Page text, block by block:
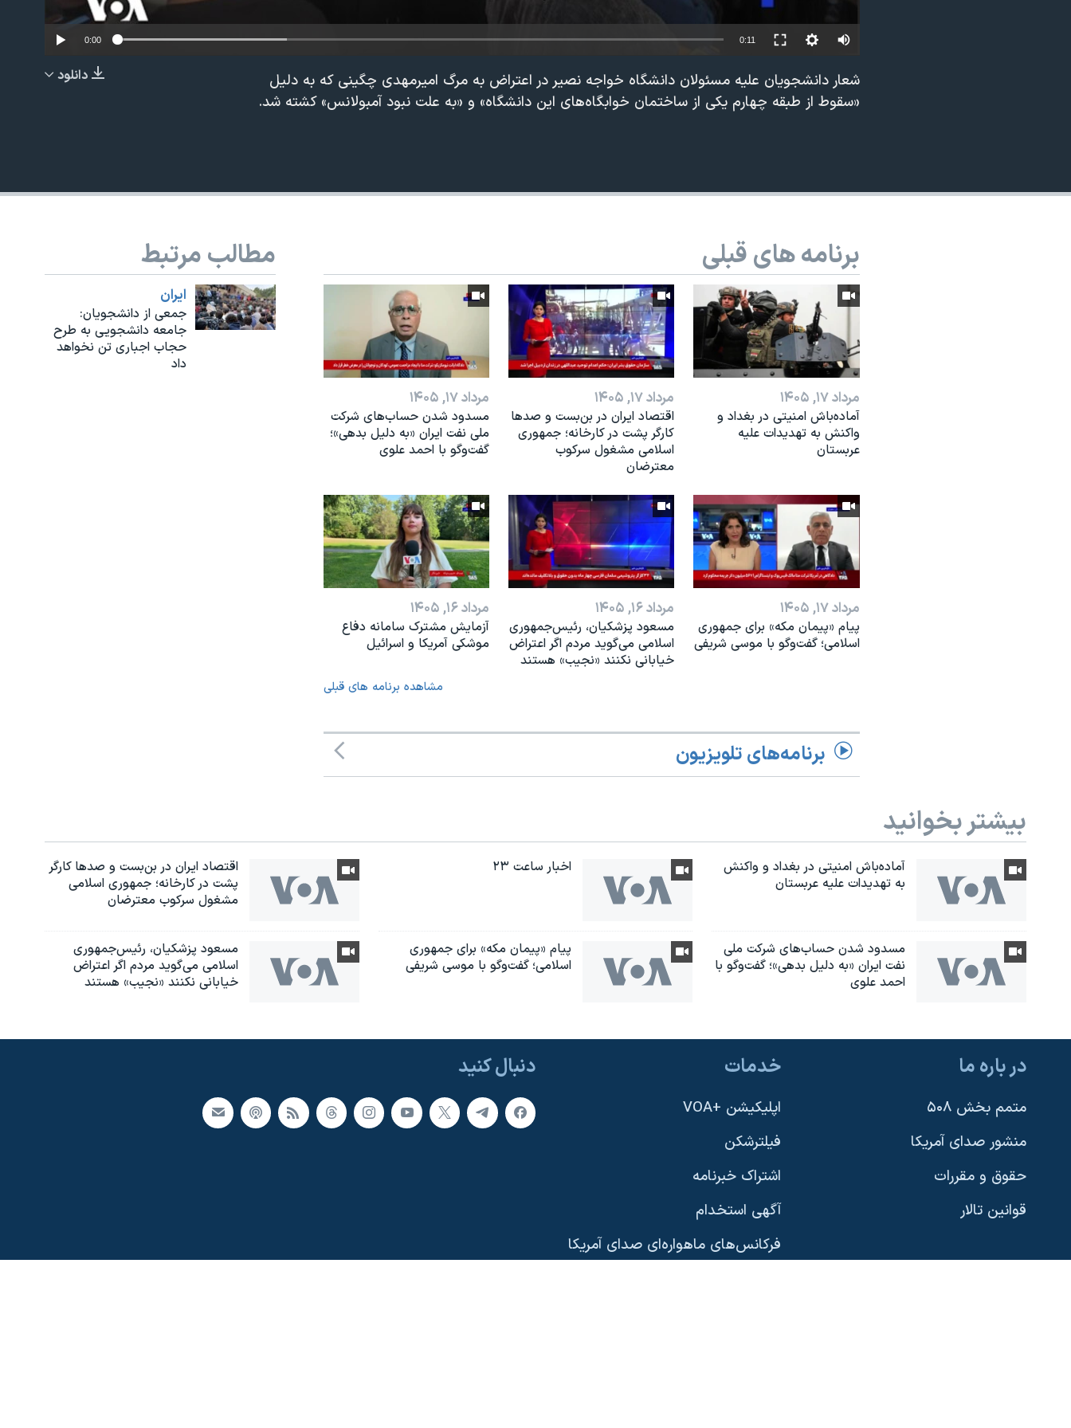
یادگیری زبان انگلیسی
دنبال کنید
زبانهای مختلف
EMBED
0:00 0:11
دانلود
شعار دانشجویان علیه مسئولان دانشگاه خواجه نصیر در اعتراض به مرگ امیرمهدی چگینی که به دلیل
«سقوط از طبقه چهارم یکی از ساختمان خوابگاه‌های این دانشگاه» و «به علت نبود آمبولانس» کشته شد.
مطالب مرتبط
ايران
جمعی از دانشجویان:
جامعه دانشجویی به طرح
حجاب اجباری تن نخواهد
داد
برنامه های قبلی
مرداد ۱۷, ۱۴۰۵
آماده‌باش امنیتی در بغداد و
واکنش به تهدیدات علیه
عربستان
مرداد ۱۷, ۱۴۰۵
اقتصاد ایران در بن‌بست و صدها
کارگر پشت در کارخانه؛ جمهوری
اسلامی مشغول سرکوب
معترضان
مرداد ۱۷, ۱۴۰۵
مسدود شدن حساب‌های شرکت
ملی نفت ایران «به دلیل بدهی»؛
گفت‌و‌گو با احمد علوی
مرداد ۱۷, ۱۴۰۵
پیام «پیمان مکه» برای جمهوری
اسلامی؛ گفت‌وگو با موسی شریفی
مرداد ۱۶, ۱۴۰۵
مسعود پزشکیان، رئيس‌جمهوری
اسلامی می‌گوید مردم اگر اعتراض
خیابانی نکنند «نجیب» هستند
مرداد ۱۶, ۱۴۰۵
آزمایش مشترک سامانه دفاع
موشکی آمریکا و اسرائیل
مشاهده برنامه های قبلی
برنامه‌های تلویزیون
بیشتر بخوانید
آماده‌باش امنیتی در بغداد و واکنش
به تهدیدات علیه عربستان
اخبار ساعت ۲۳
اقتصاد ایران در بن‌بست و صدها کارگر
پشت در کارخانه؛ جمهوری اسلامی
مشغول سرکوب معترضان
مسدود شدن حساب‌های شرکت ملی
نفت ایران «به دلیل بدهی»؛ گفت‌و‌گو با
احمد علوی
پیام «پیمان مکه» برای جمهوری
اسلامی؛ گفت‌وگو با موسی شریفی
مسعود پزشکیان، رئيس‌جمهوری
اسلامی می‌گوید مردم اگر اعتراض
خیابانی نکنند «نجیب» هستند
دنبال کنید در باره ما
متمم بخش ۵۰۸
منشور صدای آمریکا
حقوق و مقررات
قوانین تالار
خدمات
اپلیکیشن +VOA
فیلترشکن
اشتراک خبرنامه
آگهی استخدام
فرکانس‌های ماهواره‌ای صدای آمریکا